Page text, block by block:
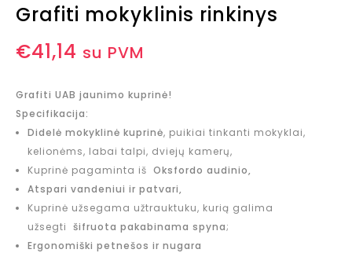
Grafiti mokyklinis rinkinys
€41,14 su PVM
Grafiti UAB jaunimo kuprinė!
Specifikacija:
Didelė mokyklinė kuprinė, puikiai tinkanti mokyklai,
kelionėms, labai talpi, dviejų kamerų,
Kuprinė pagaminta iš Oksfordo audinio,
Atspari vandeniui ir patvari,
Kuprinė užsegama užtrauktuku, kurią galima
užsegti šifruota pakabinama spyna;
Ergonomiški petnešos ir nugara